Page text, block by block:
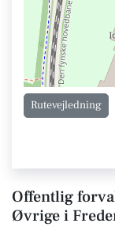
Rutevejledning
Offentlig
Øvrige i